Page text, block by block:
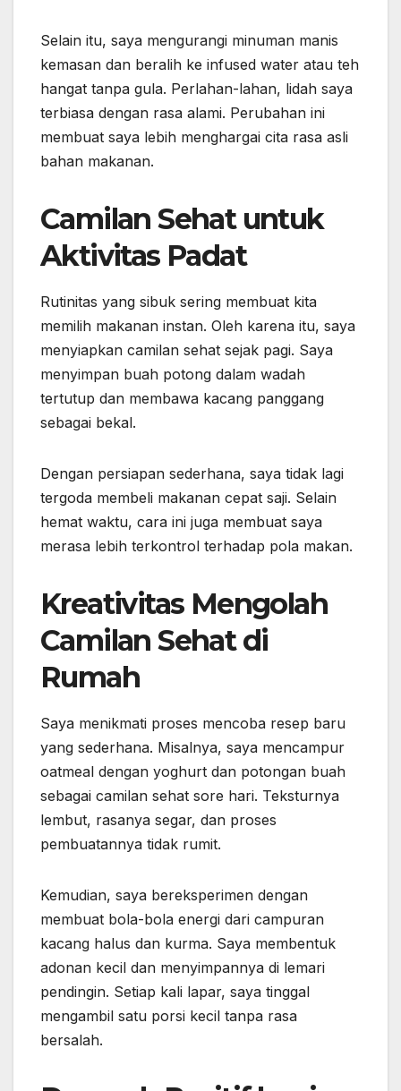
Selain itu, saya mengurangi minuman manis
kemasan dan beralih ke infused water atau teh
hangat tanpa gula. Perlahan-lahan, lidah saya
terbiasa dengan rasa alami. Perubahan ini
membuat saya lebih menghargai cita rasa asli
bahan makanan.
Camilan Sehat untuk
Aktivitas Padat
Rutinitas yang sibuk sering membuat kita
memilih makanan instan. Oleh karena itu, saya
menyiapkan camilan sehat sejak pagi. Saya
menyimpan buah potong dalam wadah
tertutup dan membawa kacang panggang
sebagai bekal.
Dengan persiapan sederhana, saya tidak lagi
tergoda membeli makanan cepat saji. Selain
hemat waktu, cara ini juga membuat saya
merasa lebih terkontrol terhadap pola makan.
Kreativitas Mengolah
Camilan Sehat di
Rumah
Saya menikmati proses mencoba resep baru
yang sederhana. Misalnya, saya mencampur
oatmeal dengan yoghurt dan potongan buah
sebagai camilan sehat sore hari. Teksturnya
lembut, rasanya segar, dan proses
pembuatannya tidak rumit.
Kemudian, saya bereksperimen dengan
membuat bola-bola energi dari campuran
kacang halus dan kurma. Saya membentuk
adonan kecil dan menyimpannya di lemari
pendingin. Setiap kali lapar, saya tinggal
mengambil satu porsi kecil tanpa rasa
bersalah.